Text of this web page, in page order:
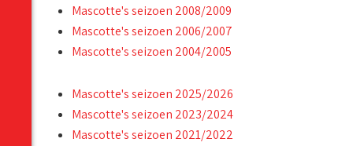
Mascotte's seizoen 2008/2009
Mascotte's seizoen 2006/2007
Mascotte's seizoen 2004/2005
Mascotte's seizoen 2025/2026
Mascotte's seizoen 2023/2024
Mascotte's seizoen 2021/2022